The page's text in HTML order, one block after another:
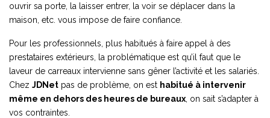
ouvrir sa porte, la laisser entrer, la voir se déplacer dans la
maison, etc. vous impose de faire confiance.
Pour les professionnels, plus habitués à faire appel à des
prestataires extérieurs, la problématique est qu’il faut que le
laveur de carreaux intervienne sans gêner l’activité et les salariés.
Chez JDNet pas de problème, on est habitué à intervenir
même en dehors des heures de bureaux , on sait s’adapter à
vos contraintes.